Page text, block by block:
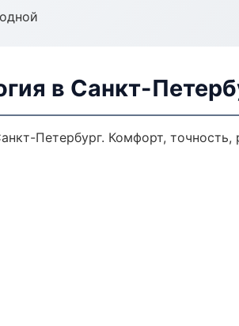
в Санкт-
Петербург. Комфорт, точность,